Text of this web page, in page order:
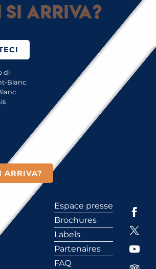
si arriva?
di
Blanc
ARRIVA?
Espace presse
Brochures
Labels
Partenaires
FAQ